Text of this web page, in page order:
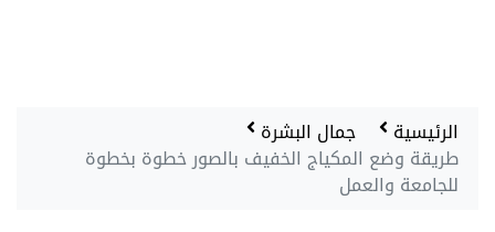
الرئيسية جمال البشرة
طريقة وضع المكياج الخفيف بالصور خطوة بخطوة
للجامعة والعمل